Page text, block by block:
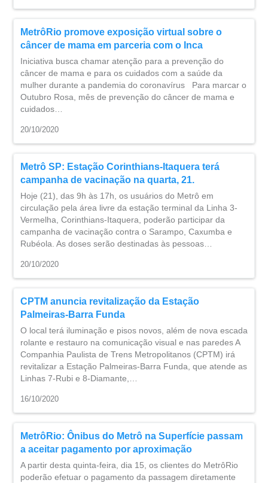
MetrôRio promove exposição virtual sobre o
câncer de mama em parceria com o Inca
Iniciativa busca chamar atenção para a prevenção do
câncer de mama e para os cuidados com a saúde da
mulher durante a pandemia do coronavírus Para marcar o
Outubro Rosa, mês de prevenção do câncer de mama e
cuidados…
20/10/2020
Metrô SP: Estação Corinthians-Itaquera terá
campanha de vacinação na quarta, 21.
Hoje (21), das 9h às 17h, os usuários do Metrô em
circulação pela área livre da estação terminal da Linha 3-
Vermelha, Corinthians-Itaquera, poderão participar da
campanha de vacinação contra o Sarampo, Caxumba e
Rubéola. As doses serão destinadas às pessoas…
20/10/2020
CPTM anuncia revitalização da Estação
Palmeiras-Barra Funda
O local terá iluminação e pisos novos, além de nova escada
rolante e restauro na comunicação visual e nas paredes ​A
Companhia Paulista de Trens Metropolitanos (CPTM) irá
revitalizar a Estação Palmeiras-Barra Funda, que atende as
Linhas 7-Rubi e 8-Diamante,…
16/10/2020
MetrôRio: Ônibus do Metrô na Superfície passam
a aceitar pagamento por aproximação
A partir desta quinta-feira, dia 15, os clientes do MetrôRio
poderão efetuar o pagamento da passagem diretamente